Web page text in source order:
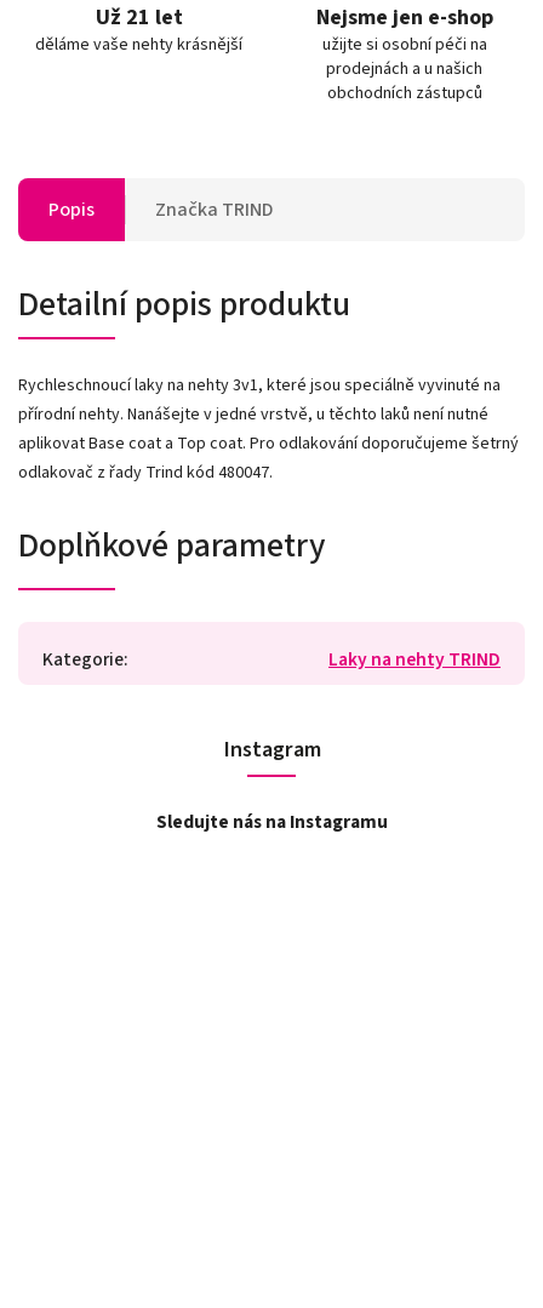
Už 21 let
děláme vaše nehty krásnější
Nejsme jen e-shop
užijte si osobní péči na
prodejnách a u našich
obchodních zástupců
Popis Značka TRIND
Detailní popis produktu
Rychleschnoucí laky na nehty 3v1, které jsou speciálně vyvinuté na
přírodní nehty. Nanášejte v jedné vrstvě, u těchto laků není nutné
aplikovat Base coat a Top coat. Pro odlakování doporučujeme šetrný
odlakovač z řady Trind kód 480047.
Doplňkové parametry
Kategorie: Laky na nehty TRIND
Instagram
Sledujte nás na Instagramu